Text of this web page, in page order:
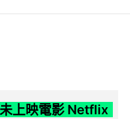
上映電影 Netflix